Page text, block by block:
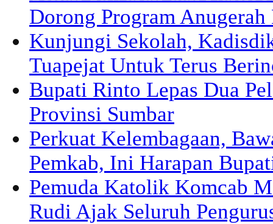
Dorong Program
Kunjungi Sekolah,
Tuapejat Untuk Terus
Bupati Rinto Lepas Dua
Provinsi Sumbar
Perkuat Kelembagaan,
Pemkab, Ini Harapan
Pemuda Katolik Komcab
Rudi Ajak Seluruh